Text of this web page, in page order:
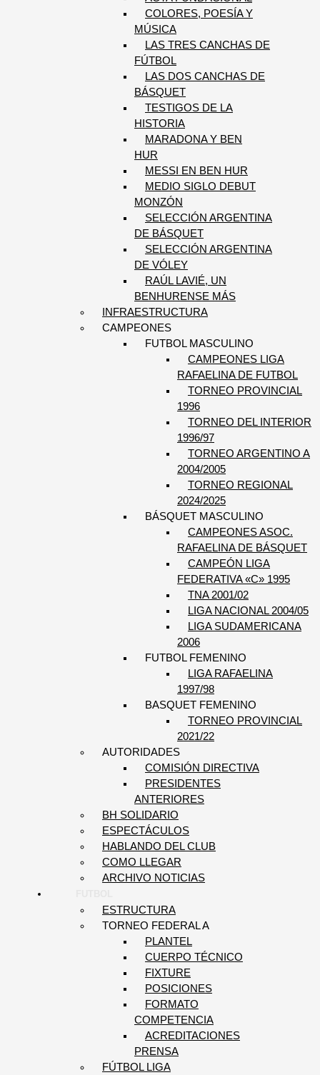
COLORES, POESÍA Y
MÚSICA
LAS TRES CANCHAS DE
FÚTBOL
LAS DOS CANCHAS DE
BÁSQUET
TESTIGOS DE LA
HISTORIA
MARADONA Y BEN
HUR
MESSI EN BEN HUR
MEDIO SIGLO DEBUT
MONZÓN
SELECCIÓN ARGENTINA
DE BÁSQUET
SELECCIÓN ARGENTINA
DE VÓLEY
RAÚL LAVIÉ, UN
BENHURENSE MÁS
INFRAESTRUCTURA
CAMPEONES
FUTBOL MASCULINO
CAMPEONES LIGA
RAFAELINA DE FUTBOL
TORNEO PROVINCIAL
1996
TORNEO DEL INTERIOR
1996/97
TORNEO ARGENTINO A
2004/2005
TORNEO REGIONAL
2024/2025
BÁSQUET MASCULINO
CAMPEONES ASOC.
RAFAELINA DE BÁSQUET
CAMPEÓN LIGA
FEDERATIVA «C» 1995
TNA 2001/02
LIGA NACIONAL 2004/05
LIGA SUDAMERICANA
2006
FUTBOL FEMENINO
LIGA RAFAELINA
1997/98
BASQUET FEMENINO
TORNEO PROVINCIAL
2021/22
AUTORIDADES
COMISIÓN DIRECTIVA
PRESIDENTES
ANTERIORES
BH SOLIDARIO
ESPECTÁCULOS
HABLANDO DEL CLUB
COMO LLEGAR
ARCHIVO NOTICIAS
ESTRUCTURA
TORNEO FEDERAL A
PLANTEL
CUERPO TÉCNICO
FIXTURE
POSICIONES
FORMATO
COMPETENCIA
ACREDITACIONES
PRENSA
FÚTBOL LIGA